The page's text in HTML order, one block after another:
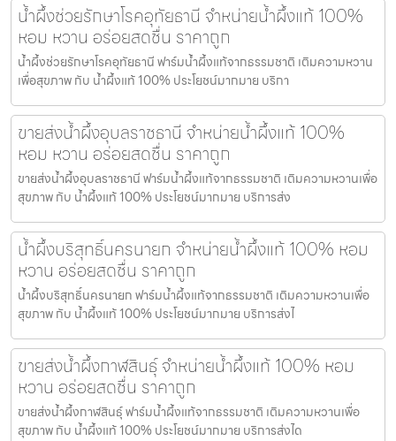
น้ำผึ้งช่วยรักษาโรคอุทัยธานี จำหน่ายน้ำผึ้งแท้ 100%
หอม หวาน อร่อยสดชื่น ราคาถูก
น้ำผึ้งช่วยรักษาโรคอุทัยธานี ฟาร์มน้ำผึ้งแท้จากธรรมชาติ เติมความหวาน
เพื่อสุขภาพ กับ น้ำผึ้งแท้ 100% ประโยชน์มากมาย บริกา
ขายส่งน้ำผึ้งอุบลราชธานี จำหน่ายน้ำผึ้งแท้ 100%
หอม หวาน อร่อยสดชื่น ราคาถูก
ขายส่งน้ำผึ้งอุบลราชธานี ฟาร์มน้ำผึ้งแท้จากธรรมชาติ เติมความหวานเพื่อ
สุขภาพ กับ น้ำผึ้งแท้ 100% ประโยชน์มากมาย บริการส่ง
น้ำผึ้งบริสุทธิ์นครนายก จำหน่ายน้ำผึ้งแท้ 100% หอม
หวาน อร่อยสดชื่น ราคาถูก
น้ำผึ้งบริสุทธิ์นครนายก ฟาร์มน้ำผึ้งแท้จากธรรมชาติ เติมความหวานเพื่อ
สุขภาพ กับ น้ำผึ้งแท้ 100% ประโยชน์มากมาย บริการส่งไ
ขายส่งน้ำผึ้งกาฬสินธุ์ จำหน่ายน้ำผึ้งแท้ 100% หอม
หวาน อร่อยสดชื่น ราคาถูก
ขายส่งน้ำผึ้งกาฬสินธุ์ ฟาร์มน้ำผึ้งแท้จากธรรมชาติ เติมความหวานเพื่อ
สุขภาพ กับ น้ำผึ้งแท้ 100% ประโยชน์มากมาย บริการส่งได